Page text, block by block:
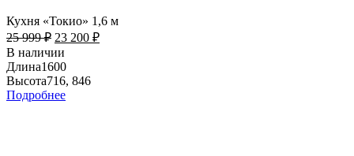
Кухня «Токио» 1,6 м
25 999₽ 23 200 ₽
В наличии
Длина1600
Высота716, 846
Подробнее